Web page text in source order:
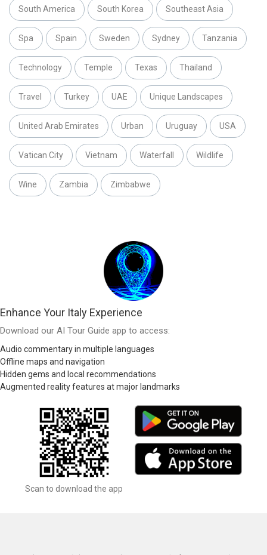
South America South Korea Southeast Asia
Spa Spain Sweden Sydney Tanzania
Technology Temple Texas Thailand
Travel Turkey UAE Unique Landscapes
United Arab Emirates Urban Uruguay USA
Vatican City Vietnam Waterfall Wildlife
Wine Zambia Zimbabwe
Enhance Your Italy Experience
Download our AI Tour Guide app to access:
Audio commentary in multiple languages
Offline maps and navigation
Hidden gems and local recommendations
Augmented reality features at major landmarks
Scan to download the app